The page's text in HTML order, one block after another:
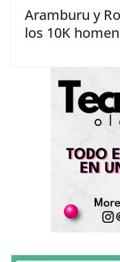
Aramburu y
los 10K